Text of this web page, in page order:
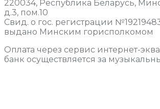
220034, Республика Беларусь,
д.3, пом.10
Свид. о гос. регистрации
выдано Минским горисполкомом
Оплата через сервис интернет-
банк осуществляется за